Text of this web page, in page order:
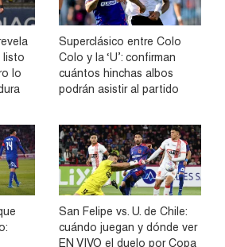
listo
lo
Superclásico entre Colo
Colo y la ‘U’: confirman
cuántos hinchas albos
podrán asistir al partido
San Felipe vs. U. de Chile:
cuándo juegan y dónde ver
EN VIVO el duelo por Copa